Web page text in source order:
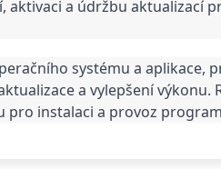
a údržbu aktualizací
systému a aplikace,
a vylepšení výkonu.
pro instalaci a provoz